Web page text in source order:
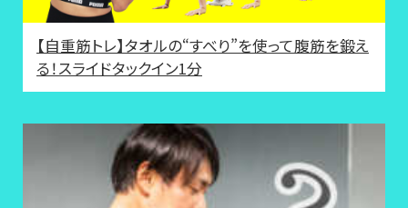
【自重筋トレ】タオルの“すべり”を使って腹筋を鍛え
る！スライドタックイン1分